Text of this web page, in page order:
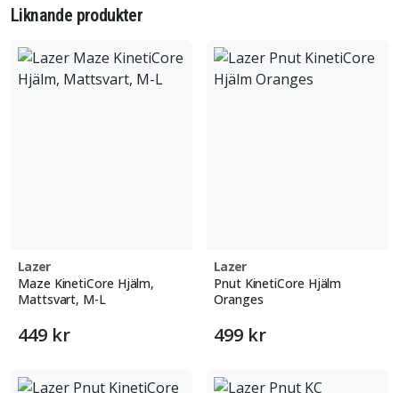
Liknande produkter
Lazer
Maze KinetiCore Hjälm,
Mattsvart, M-L
449 kr
Lazer
Pnut KinetiCore Hjälm
Oranges
499 kr